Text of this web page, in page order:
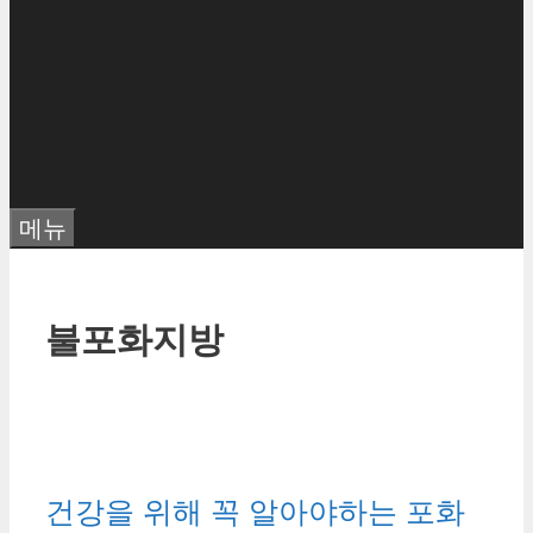
메뉴
불포화지방
건강을 위해 꼭 알아야하는 포화